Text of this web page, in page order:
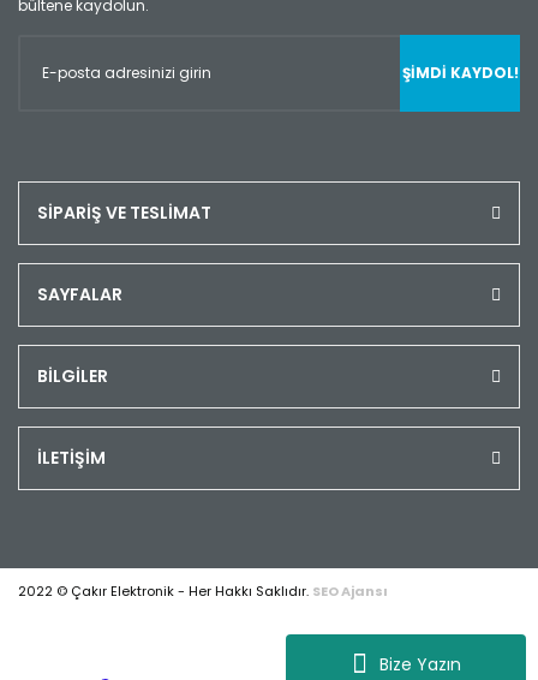
Bize Yazın
bültene kaydolun.
ŞİMDİ KAYDOL!
SİPARİŞ VE TESLİMAT
SAYFALAR
BİLGİLER
İLETİŞİM
2022 © Çakır Elektronik - Her Hakkı Saklıdır. SEO Ajansı